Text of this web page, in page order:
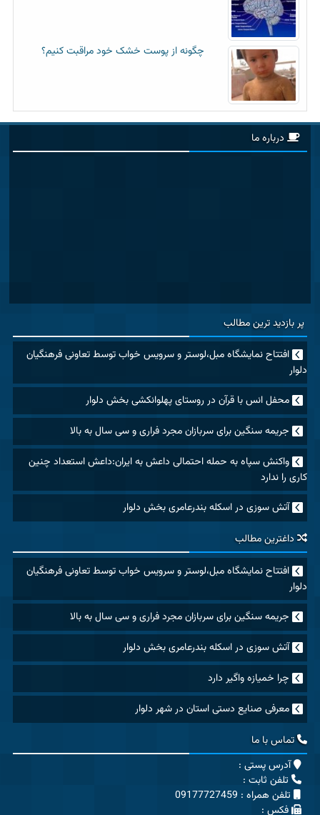
چگونه از پوست خشک خود مراقبت کنیم؟
درباره ما
پر بازدید ترین مطالب
افتتاح نمایشگاه مبل،لوستر و سرویس خواب توسط تعاونی فرهنگیان
دلوار
محفل انس با قرآن در روستای پهلوانکشی بخش دلوار
جریمه سنگین برای سربازان مجرد فراری و سی سال به بالا
واکنش سپاه به حمله احتمالی داعش به ایران:داعش استعداد چنین
کاری را ندارد
آتش سوزی در اسکله بندرعامری بخش دلوار
داغترین مطالب
افتتاح نمایشگاه مبل،لوستر و سرویس خواب توسط تعاونی فرهنگیان
دلوار
جریمه سنگین برای سربازان مجرد فراری و سی سال به بالا
آتش سوزی در اسکله بندرعامری بخش دلوار
چرا خمیازه واگیر دارد
معرفی صنایع دستی استان در شهر دلوار
تماس با ما
آدرس پستی :
تلفن ثابت :
تلفن همراه : 09177727459
فکس :